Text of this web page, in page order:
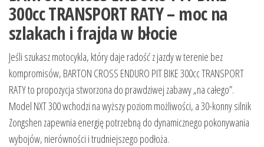
300cc TRANSPORT RATY – moc na
szlakach i frajda w błocie
Jeśli szukasz motocykla, który daje radość z jazdy w terenie bez
kompromisów, BARTON CROSS ENDURO PIT BIKE 300cc TRANSPORT
RATY to propozycja stworzona do prawdziwej zabawy „na całego”.
Model NXT 300 wchodzi na wyższy poziom możliwości, a 30-konny silnik
Zongshen zapewnia energię potrzebną do dynamicznego pokonywania
wybojów, nierówności i trudniejszego podłoża.